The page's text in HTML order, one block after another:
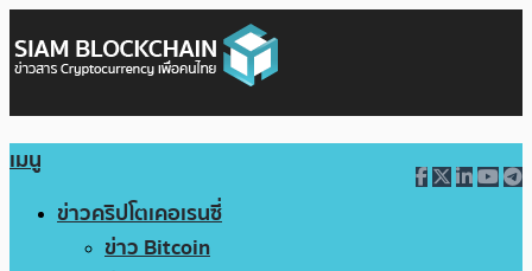
เมนู
ข่าวคริปโตเคอเรนซี่
ข่าว Bitcoin